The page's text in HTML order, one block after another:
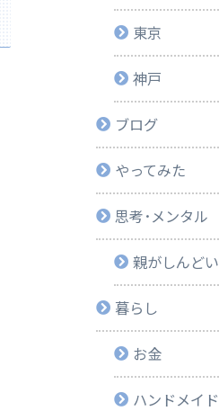
東京
神戸
ブログ
やってみた
思考･メンタル
親がしんどい
暮らし
お金
ハンドメイド